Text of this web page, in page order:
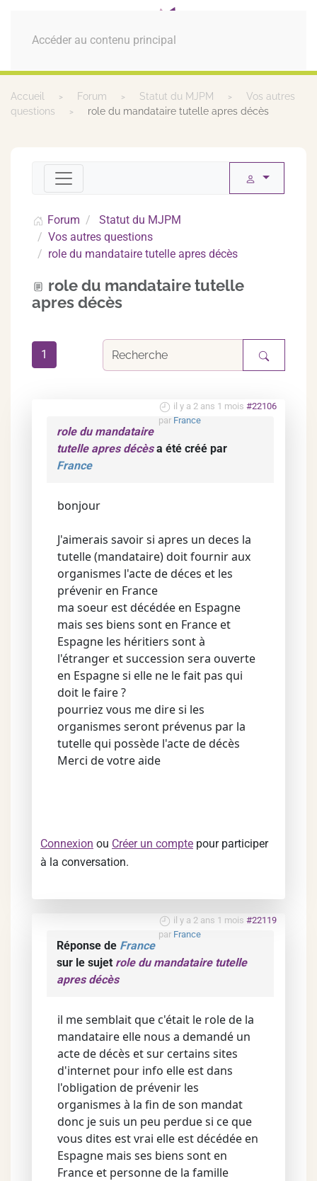
Accéder au contenu principal
MENU
Accueil Forum Statut du MJPM
Vos autres
questions
role du mandataire tutelle apres décès
Forum
Statut du MJPM
Vos autres questions
role du mandataire tutelle apres décès
role du mandataire tutelle
apres décès
1
il y a 2 ans 1 mois #22106
par France
role du mandataire
tutelle apres décèsa été créé par
France
bonjour
J'aimerais savoir si apres un deces la
tutelle (mandataire) doit fournir aux
organismes l'acte de déces et les
prévenir en France
ma soeur est décédée en Espagne
mais ses biens sont en France et
Espagne les héritiers sont à
l'étranger et succession sera ouverte
en Espagne si elle ne le fait pas qui
doit le faire ?
pourriez vous me dire si les
organismes seront prévenus par la
tutelle qui possède l'acte de décès
Merci de votre aide
Connexion ou Créer un compte pour participer
à la conversation.
il y a 2 ans 1 mois #22119
par France
Réponse de France
sur le sujet role du mandataire tutelle
apres décès
il me semblait que c'était le role de la
mandataire elle nous a demandé un
acte de décès et sur certains sites
d'internet pour info elle est dans
l'obligation de prévenir les
organismes à la fin de son mandat
donc je suis un peu perdue si ce que
vous dites est vrai elle est décédée en
Espagne mais ses biens sont en
France et personne de la famille